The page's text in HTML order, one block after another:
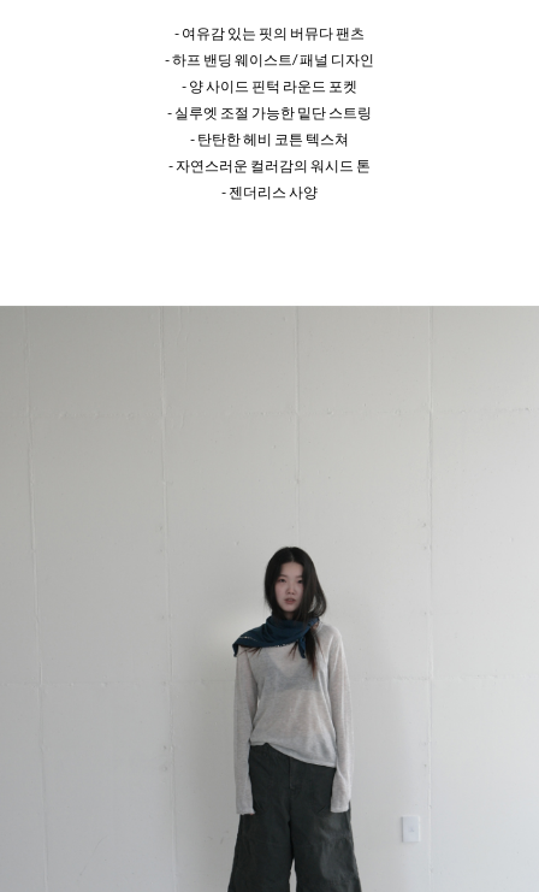
- 여유감 있는 핏의 버뮤다 팬츠
- 하프 밴딩 웨이스트/ 패널 디자인
- 양 사이드 핀턱 라운드 포켓
- 실루엣 조절 가능한 밑단 스트링
- 탄탄한 헤비 코튼 텍스쳐
- 자연스러운 컬러감의 워시드 톤
- 젠더리스 사양